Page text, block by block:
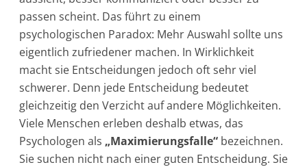
passen scheint. Das führt zu einem
psychologischen Paradox: Mehr Auswahl sollte uns
eigentlich zufriedener machen. In Wirklichkeit
macht sie Entscheidungen jedoch oft sehr viel
schwerer. Denn jede Entscheidung bedeutet
gleichzeitig den Verzicht auf andere Möglichkeiten.
Viele Menschen erleben deshalb etwas, das
Psychologen als „Maximierungsfalle“ bezeichnen.
Sie suchen nicht nach einer guten Entscheidung. Sie